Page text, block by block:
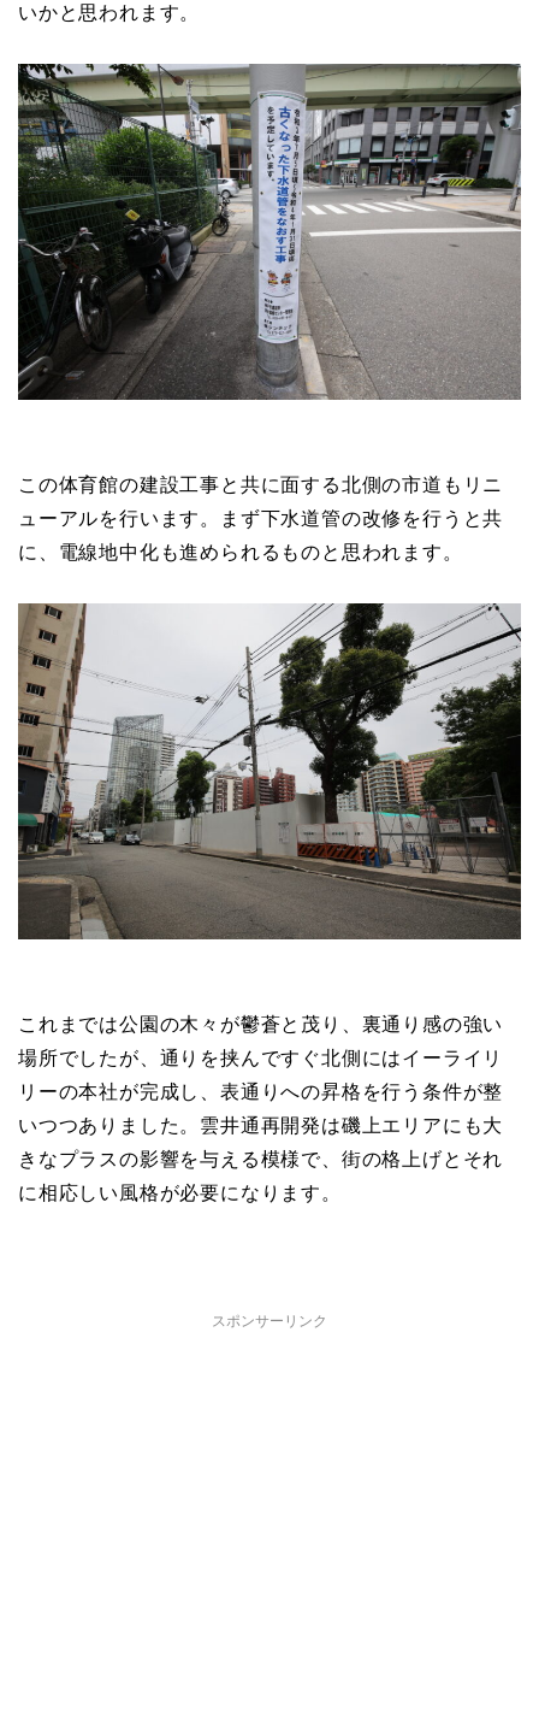
いかと思われます。
この体育館の建設工事と共に面する北側の市道もリニ
ューアルを行います。まず下水道管の改修を行うと共
に、電線地中化も進められるものと思われます。
これまでは公園の木々が鬱蒼と茂り、裏通り感の強い
場所でしたが、通りを挟んですぐ北側にはイーライリ
リーの本社が完成し、表通りへの昇格を行う条件が整
いつつありました。雲井通再開発は磯上エリアにも大
きなプラスの影響を与える模様で、街の格上げとそれ
に相応しい風格が必要になります。
スポンサーリンク